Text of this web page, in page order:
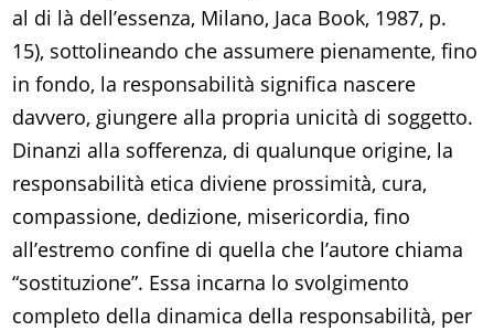
al di là dell’essenza, Milano, Jaca Book, 1987, p.
15), sottolineando che assumere pienamente, fino
in fondo, la responsabilità significa nascere
davvero, giungere alla propria unicità di soggetto.
Dinanzi alla sofferenza, di qualunque origine, la
responsabilità etica diviene prossimità, cura,
compassione, dedizione, misericordia, fino
all’estremo confine di quella che l’autore chiama
“sostituzione”. Essa incarna lo svolgimento
completo della dinamica della responsabilità, per